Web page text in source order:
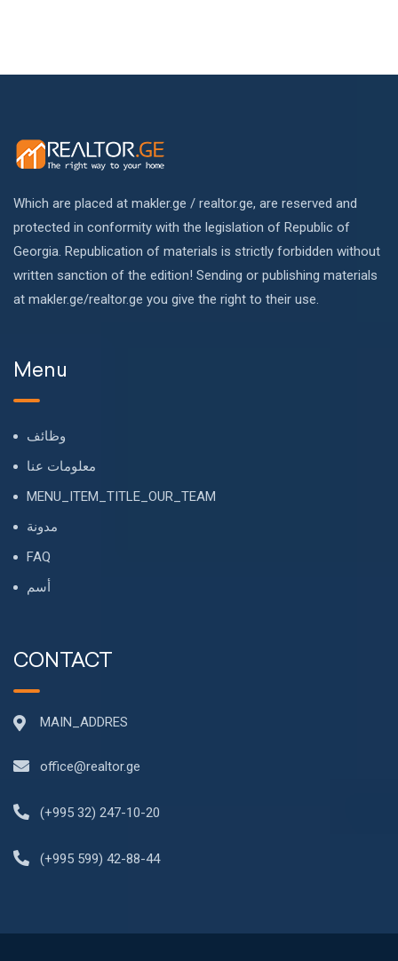
Which are placed at makler.ge / realtor.ge, are reserved and
protected in conformity with the legislation of Republic of
Georgia. Republication of materials is strictly forbidden without
written sanction of the edition! Sending or publishing materials
at makler.ge/realtor.ge you give the right to their use.
Menu
وظائف
معلومات عنا
MENU_ITEM_TITLE_OUR_TEAM
مدونة
FAQ
أسم
CONTACT
MAIN_ADDRES
office@realtor.ge
(+995 32) 247-10-20
(+995 599) 42-88-44